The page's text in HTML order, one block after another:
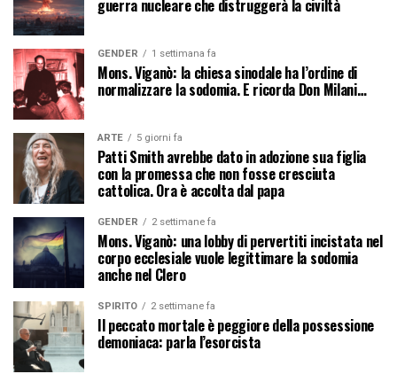
guerra nucleare che distruggerà la civiltà
GENDER 1 settimana fa
Mons. Viganò: la chiesa sinodale ha l’ordine di
normalizzare la sodomia. E ricorda Don Milani…
ARTE 5 giorni fa
Patti Smith avrebbe dato in adozione sua figlia
con la promessa che non fosse cresciuta
cattolica. Ora è accolta dal papa
GENDER 2 settimane fa
Mons. Viganò: una lobby di pervertiti incistata nel
corpo ecclesiale vuole legittimare la sodomia
anche nel Clero
SPIRITO 2 settimane fa
Il peccato mortale è peggiore della possessione
demoniaca: parla l’esorcista